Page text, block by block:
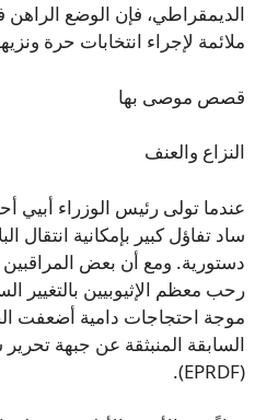
الديمقراطي، فإن الوضع الراهن
ملائمة لإجراء انتخابات حرة
قصص موصى بها
النزاع والعنف
ساد تفاؤل كبير بإمكانية انتقال
دستورية. ومع أن بعض
رحب معظم الإثيوبيين بالتغيير
موجة احتجاجات دامية أضعفت
السابقة المنبثقة عن جبهة تحرير
(EPRDF).